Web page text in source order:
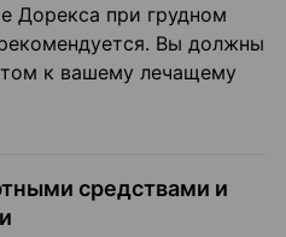
Дорекса при грудном
Вы должны
к вашему лечащему
средствами и